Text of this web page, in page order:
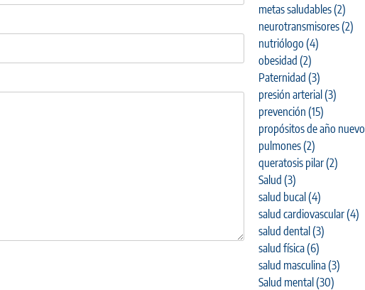
metas saludables(2)
neurotransmisores(2)
nutriólogo (4)
obesidad (2)
Paternidad (3)
presión arterial(3)
prevención (15)
propósitos de año nuevo
pulmones(2)
queratosis pilar(2)
Salud (3)
salud bucal(4)
salud cardiovascular(4)
salud dental(3)
salud física(6)
salud masculina(3)
Salud mental(30)